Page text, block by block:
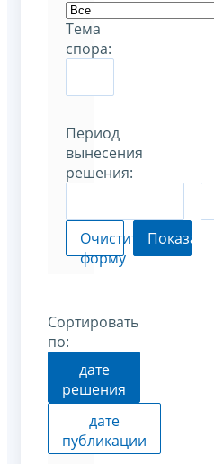
Тема
спора:
Период
вынесения
решения:
Очистить
форму
Показать
Сортировать
по:
дате
решения
дате
публикации